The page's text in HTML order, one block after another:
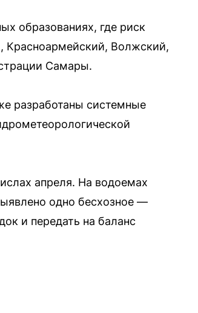
образованиях, где риск
Красноармейский, Волжский,
Самары.
разработаны системные
апреля. На водоемах
одно бесхозное —
и передать на баланс